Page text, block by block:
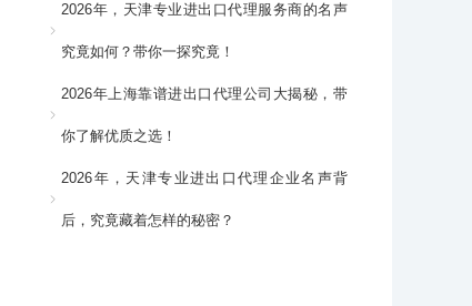
2026年，天津专业进出口代理服务商的名声
究竟如何？带你一探究竟！
2026年上海靠谱进出口代理公司大揭秘，带
你了解优质之选！
2026年，天津专业进出口代理企业名声背
后，究竟藏着怎样的秘密？